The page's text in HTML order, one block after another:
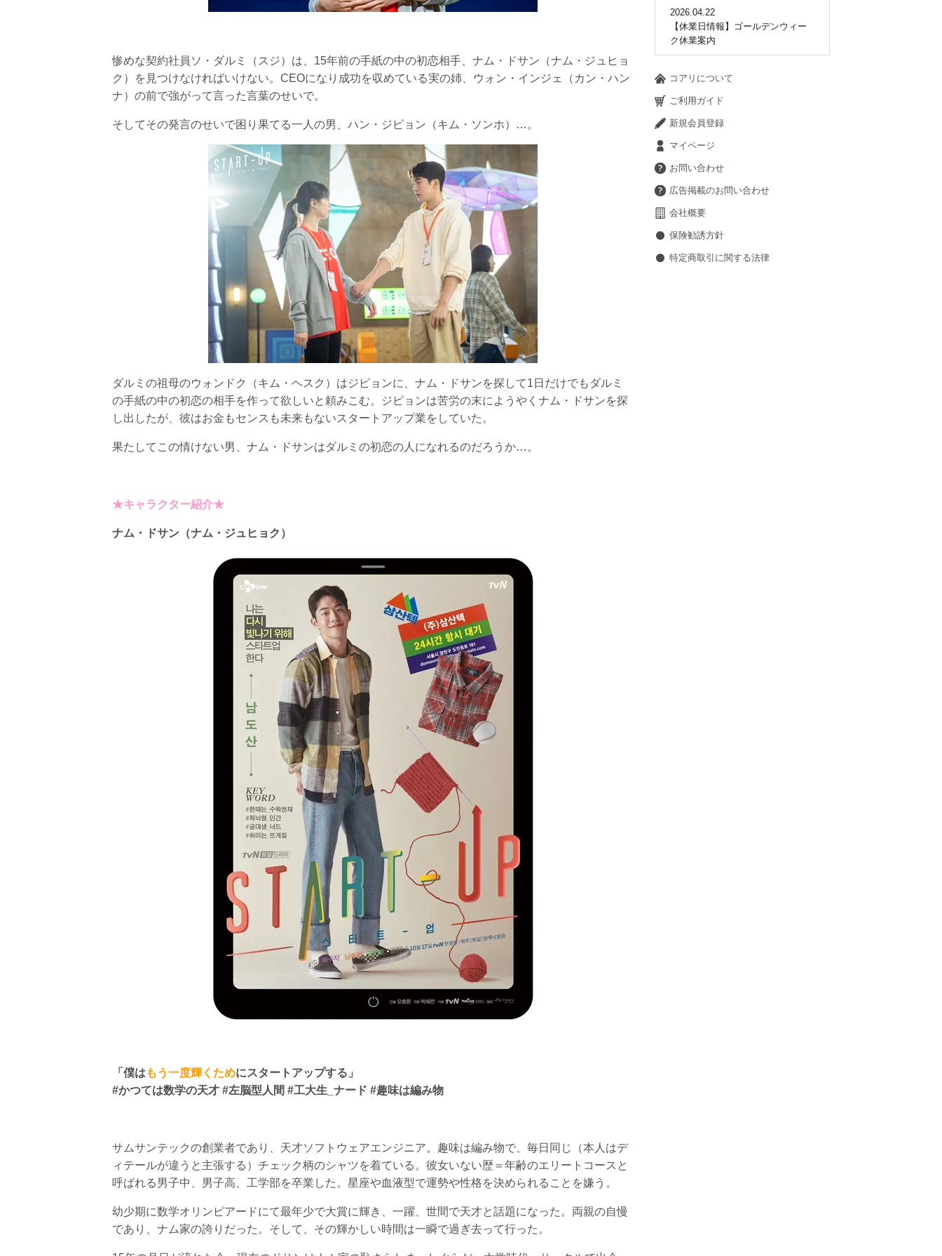
惨めな契約社員ソ・ダルミ（スジ）は、15年前の手紙の中の初恋相手、ナム・ドサン（ナム・ジュヒョ
ク）を見つけなければいけない。CEOになり成功を収めている実の姉、ウォン・インジェ（カン・ハン
ナ）の前で強がって言った言葉のせいで。
そしてその発言のせいで困り果てる一人の男、ハン・ジピョン（キム・ソンホ）…。
ダルミの祖母のウォンドク（キム・ヘスク）はジピョンに、ナム・ドサンを探して1日だけでもダルミ
の手紙の中の初恋の相手を作って欲しいと頼みこむ。ジピョンは苦労の末にようやくナム・ドサンを探
し出したが、彼はお金もセンスも未来もないスタートアップ業をしていた。
果たしてこの情けない男、ナム・ドサンはダルミの初恋の人になれるのだろうか…。
★キャラクター紹介★
ナム・ドサン（ナム・ジュヒョク）
「僕は もう一度輝くためにスタートアップする」
#かつては数学の天才 #左脳型人間 #工大生_ナード #趣味は編み物
サムサンテックの創業者であり、天才ソフトウェアエンジニア。趣味は編み物で、毎日同じ（本人はデ
ィテールが違うと主張する）チェック柄のシャツを着ている。彼女いない歴＝年齢のエリートコースと
呼ばれる男子中、男子高、工学部を卒業した。星座や血液型で運勢や性格を決められることを嫌う。
幼少期に数学オリンピアードにて最年少で大賞に輝き、一躍、世間で天才と話題になった。両親の自慢
であり、ナム家の誇りだった。そして、その輝かしい時間は一瞬で過ぎ去って行った。
2026.04.22
【休業日情報】ゴールデンウィー
ク休業案内
コアリについて
ご利用ガイド
新規会員登録
マイページ
お問い合わせ
広告掲載のお問い合わせ
会社概要
保険勧誘方針
特定商取引に関する法律